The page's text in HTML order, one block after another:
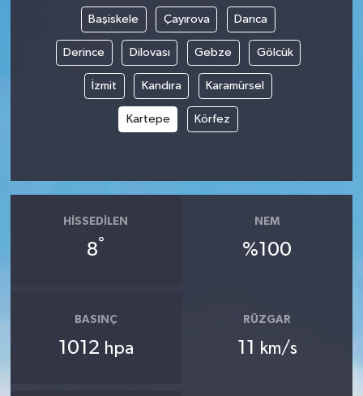
Başiskele Çayırova Darıca
Derince Dilovası Gebze Gölcük
İzmit Kandıra Karamürsel
Kartepe Körfez
HISSEDILEN
8°
NEM
%100
BASINÇ
1012 hpa
RÜZGAR
11 km/s